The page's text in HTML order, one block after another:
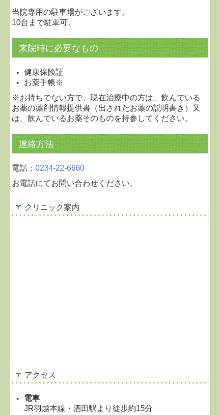
クリニック案内
アクセス
電車
JR羽越本線・酒田駅より徒歩約15分
当院専用の駐車場がございます。
10台まで駐車可。
来院時に必要なもの
健康保険証
お薬手帳※
※お持ちでない方で、現在治療中の方は、飲んでいる
お薬の薬剤情報提供書（出されたお薬の説明書き）又
は、飲んでいるお薬そのものを持参してください。
連絡方法
電話：0234-22-6660
お電話にてお問い合わせください。